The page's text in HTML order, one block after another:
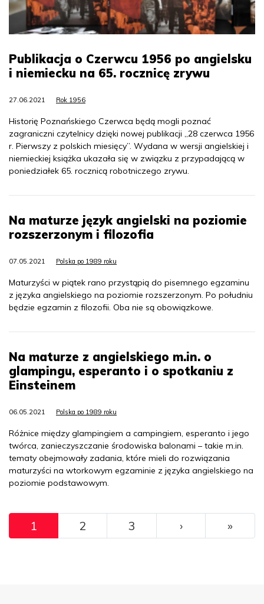
Publikacja o Czerwcu 1956 po angielsku
i niemiecku na 65. rocznicę zrywu
27.06.2021 Rok 1956
Historię Poznańskiego Czerwca będą mogli poznać
zagraniczni czytelnicy dzięki nowej publikacji „28 czerwca 1956
r. Pierwszy z polskich miesięcy”. Wydana w wersji angielskiej i
niemieckiej książka ukazała się w związku z przypadającą w
poniedziałek 65. rocznicą robotniczego zrywu.
Na maturze język angielski na poziomie
rozszerzonym i filozofia
07.05.2021 Polska po 1989 roku
Maturzyści w piątek rano przystąpią do pisemnego egzaminu
z języka angielskiego na poziomie rozszerzonym. Po południu
będzie egzamin z filozofii. Oba nie są obowiązkowe.
Na maturze z angielskiego m.in. o
glampingu, esperanto i o spotkaniu z
Einsteinem
06.05.2021 Polska po 1989 roku
Różnice między glampingiem a campingiem, esperanto i jego
twórca, zanieczyszczanie środowiska balonami – takie m.in.
tematy obejmowały zadania, które mieli do rozwiązania
maturzyści na wtorkowym egzaminie z języka angielskiego na
poziomie podstawowym.
Pagination
1 2 3 ››› »